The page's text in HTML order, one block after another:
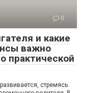
0
и какие
важно
практической
стремясь